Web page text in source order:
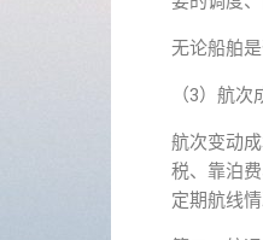
无论船舶
（3）航次
航次变动
税、靠泊
定期航线